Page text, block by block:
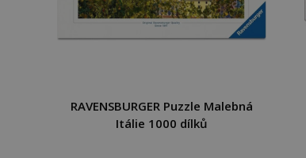
RAVENSBURGER Puzzle Malebná
Itálie 1000 dílků